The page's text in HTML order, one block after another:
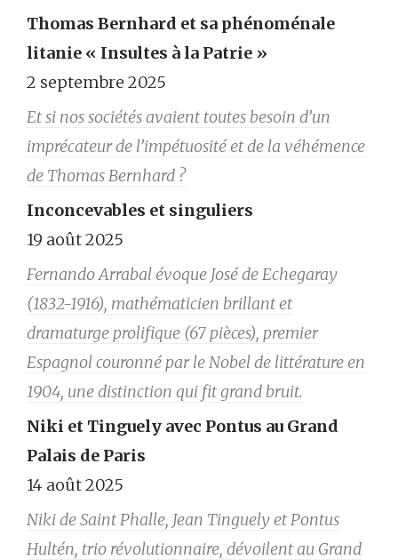
Thomas Bernhard et sa phénoménale
litanie « Insultes à la Patrie »
2 septembre 2025
Et si nos sociétés avaient toutes besoin d’un
imprécateur de l’impétuosité et de la véhémence
de Thomas Bernhard ?
Inconcevables et singuliers
19 août 2025
Fernando Arrabal évoque José de Echegaray
(1832-1916), mathématicien brillant et
dramaturge prolifique (67 pièces), premier
Espagnol couronné par le Nobel de littérature en
1904, une distinction qui fit grand bruit.
Niki et Tinguely avec Pontus au Grand
Palais de Paris
14 août 2025
Niki de Saint Phalle, Jean Tinguely et Pontus
Hultén, trio révolutionnaire, dévoilent au Grand